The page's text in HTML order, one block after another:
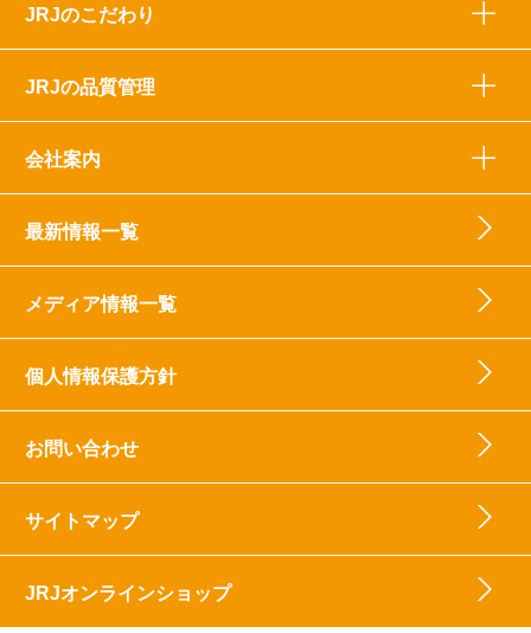
JRJのこだわり
JRJの品質管理
会社案内
最新情報一覧
メディア情報一覧
個人情報保護方針
お問い合わせ
サイトマップ
JRJオンラインショップ